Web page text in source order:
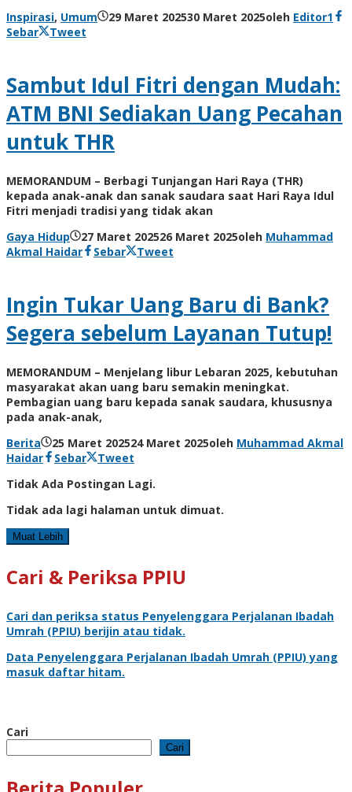
Inspirasi, Umum 29 Maret 202530 Maret 2025oleh Editor1
Sebar
Tweet
Sambut Idul Fitri dengan Mudah:
ATM BNI Sediakan Uang Pecahan
untuk THR
MEMORANDUM – Berbagi Tunjangan Hari Raya (THR)
kepada anak-anak dan sanak saudara saat Hari Raya Idul
Fitri menjadi tradisi yang tidak akan
Gaya Hidup
27 Maret 202526 Maret 2025oleh Muhammad
Akmal Haidar
Sebar Tweet
Ingin Tukar Uang Baru di Bank?
Segera sebelum Layanan Tutup!
MEMORANDUM – Menjelang libur Lebaran 2025, kebutuhan
masyarakat akan uang baru semakin meningkat.
Pembagian uang baru kepada sanak saudara, khususnya
pada anak-anak,
Berita
25 Maret 202524 Maret 2025oleh Muhammad Akmal
Haidar
Sebar
Tweet
Tidak Ada Postingan Lagi.
Tidak ada lagi halaman untuk dimuat.
Muat Lebih
Cari & Periksa PPIU
Cari dan periksa status Penyelenggara Perjalanan Ibadah
Umrah (PPIU) berijin atau tidak.
Data Penyelenggara Perjalanan Ibadah Umrah (PPIU) yang
masuk daftar hitam.
Cari
Cari